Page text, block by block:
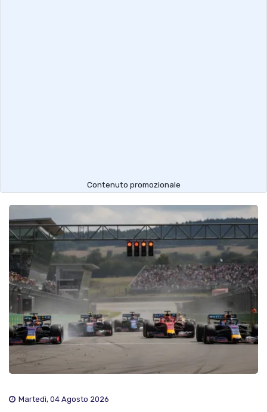
Contenuto promozionale
Martedì, 04 Agosto 2026